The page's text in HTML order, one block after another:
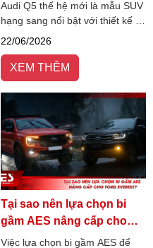
Audi Q5 thế hệ mới là mẫu SUV
hạng sang nổi bật với thiết kế S
line thể thao, công nghệ hiện
mẽ.
22/06/2026
XEM THÊM
Tại sao nên lựa chọn bi
gầm AES nâng cấp cho
Ford Everest?
Việc lựa chọn bi gầm AES để